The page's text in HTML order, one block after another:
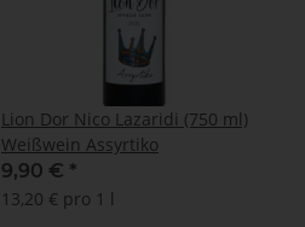
Lion Dor Nico Lazaridi (750 ml)
Weißwein Assyrtiko
9,90 € *
13,20 € pro 1 l